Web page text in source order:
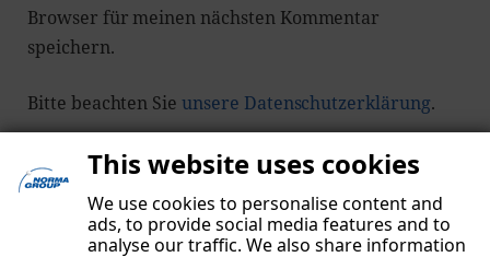
This website uses cookies
We use cookies to personalise content and
ads, to provide social media features and to
analyse our traffic. We also share information
Browser für meinen nächsten Kommentar
speichern.
Bitte beachten Sieunsere Datenschutzerklärung.